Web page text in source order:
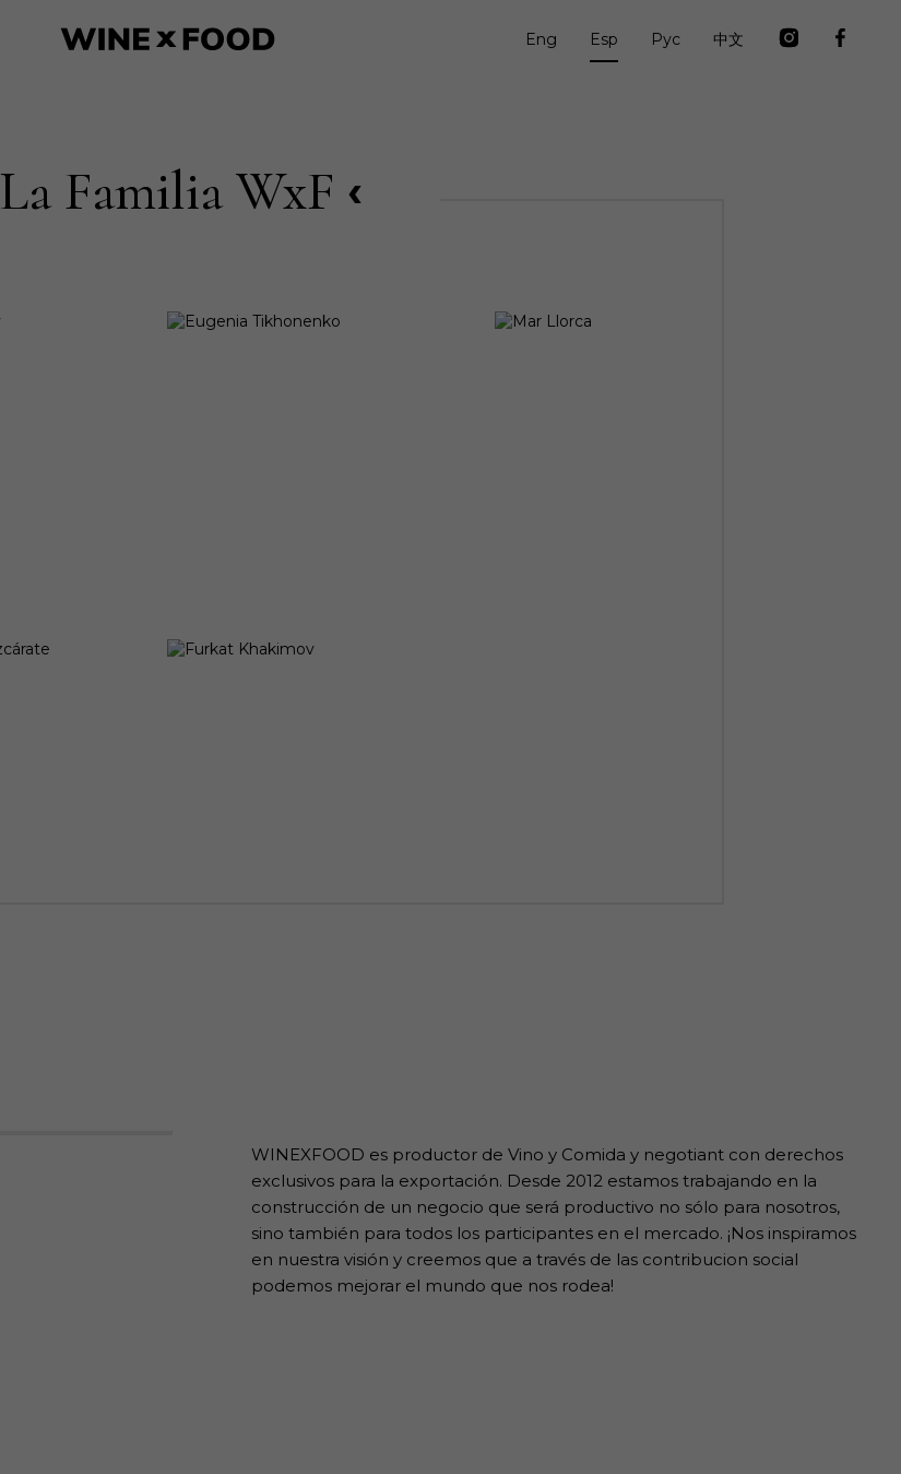
中文
Рус
Esp
Eng
La Familia WxF
WINEXFOOD es productor de Vino y Comida y negotiant con derechos
exclusivos para la exportación. Desde 2012 estamos trabajando en la
construcción de un negocio que será productivo no sólo para nosotros,
sino también para todos los participantes en el mercado. ¡Nos inspiramos
en nuestra visión y creemos que a través de las contribucion social
podemos mejorar el mundo que nos rodea!